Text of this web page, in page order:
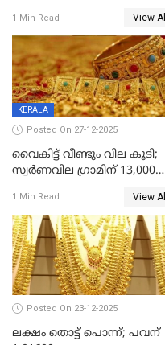
1 Min Read View All
KERALA
Posted On 27-12-2025
വൈകിട്ട് വീണ്ടും വില കൂടി;
സ്വർണവില ഗ്രാമിന് 13,000
റെക്കോർഡ്
1 Min Read View All
Posted On 23-12-2025
ലക്ഷം തൊട്ട് പൊന്ന്; പവന്